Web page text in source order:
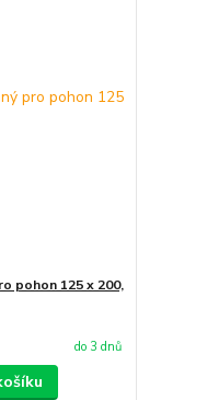
pohon 125 x 200,
do 3 dnů